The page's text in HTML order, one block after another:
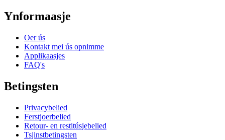
Ynformaasje
Oer ús
Kontakt mei ús opnimme
Applikaasjes
FAQ's
Betingsten
Privacybelied
Ferstjoerbelied
Retour- en restitúsjebelied
Tsjinstbetingsten